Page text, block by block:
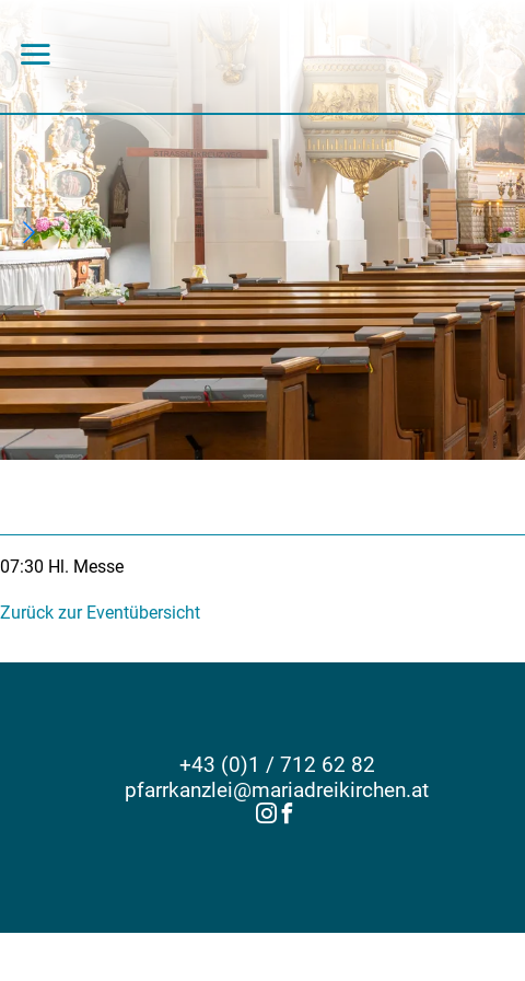
07:30 Hl. Messe
Zurück zur Eventübersicht
+43 (0)1 / 712 62 82
pfarrkanzlei@mariadreikirchen.at